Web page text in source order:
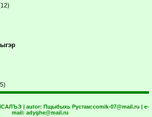
| autor: Пщыбыхь Рустам:comik-07@mail.ru | e-
mail: adyghe@mail.ru